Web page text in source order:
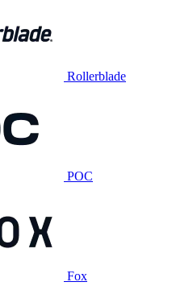
Rollerblade
POC
Fox